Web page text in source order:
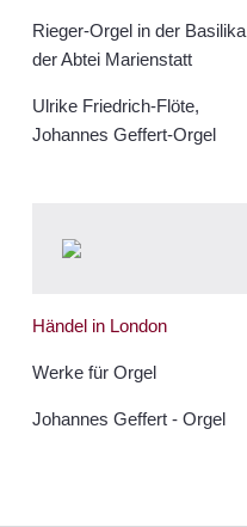
Rieger-Orgel in der Basilika
der Abtei Marienstatt
Ulrike Friedrich-Flöte,
Johannes Geffert-Orgel
Händel in London
Werke für Orgel
Johannes Geffert - Orgel